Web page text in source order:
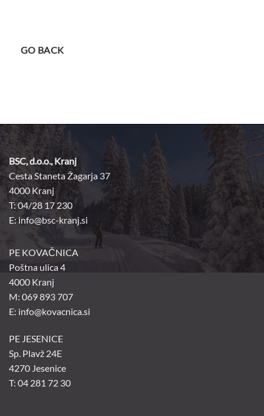
GO BACK
BSC, d.o.o., Kranj
Cesta Staneta Žagarja 37
4000 Kranj
T: 04/28 17 230
E:info@bsc-kranj.si
PE KOVAČNICA
Poštna ulica 4
4000 Kranj
M: 069 893 707
E: info@kovacnica.si
PE JESENICE
Sp. Plavž 24E
4270 Jesenice
T: 04 281 72 30